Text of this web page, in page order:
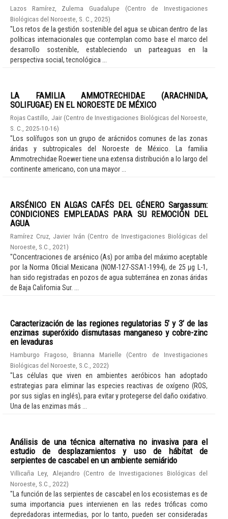
Lazos Ramírez, Zulema Guadalupe (Centro de Investigaciones
Biológicas del Noroeste, S. C.
2025)
"Los retos de la gestión sostenible del agua se ubican dentro de las
políticas internacionales que contemplan como base el marco del
desarrollo sostenible, estableciendo un parteaguas en la
perspectiva social, tecnológica ...
LA FAMILIA AMMOTRECHIDAE (ARACHNIDA,
SOLIFUGAE) EN EL NOROESTE DE MÉXICO
Rojas Castillo, Jair (Centro de Investigaciones Biológicas del Noroeste,
S. C.
2025-10-16)
"Los solífugos son un grupo de arácnidos comunes de las zonas
áridas y subtropicales del Noroeste de México. La familia
Ammotrechidae Roewer tiene una extensa distribución a lo largo del
continente americano, con una mayor ...
ARSÉNICO EN ALGAS CAFÉS DEL GÉNERO Sargassum:
CONDICIONES EMPLEADAS PARA SU REMOCIÓN DEL
AGUA
Ramírez Cruz, Javier Iván (Centro de Investigaciones Biológicas del
Noroeste, S.C.
2021)
"Concentraciones de arsénico (As) por arriba del máximo aceptable
por la Norma Oficial Mexicana (NOM-127-SSA1-1994), de 25 µg L-1,
han sido registradas en pozos de agua subterránea en zonas áridas
de Baja California Sur. ...
Caracterización de las regiones regulatorias 5’ y 3’ de las
enzimas superóxido dismutasas manganeso y cobre-zinc
en levaduras
Hamburgo Fragoso, Brianna Marielle (Centro de Investigaciones
Biológicas del Noroeste, S.C.
2022)
"Las células que viven en ambientes aeróbicos han adoptado
estrategias para eliminar las especies reactivas de oxígeno (ROS,
por sus siglas en inglés), para evitar y protegerse del daño oxidativo.
Una de las enzimas más ...
Análisis de una técnica alternativa no invasiva para el
estudio de desplazamientos y uso de hábitat de
serpientes de cascabel en un ambiente semiárido
Villicaña Ley, Alejandro (Centro de Investigaciones Biológicas del
Noroeste, S.C.
2022)
"La función de las serpientes de cascabel en los ecosistemas es de
suma importancia pues intervienen en las redes tróficas como
depredadoras intermedias, por lo tanto, pueden ser consideradas